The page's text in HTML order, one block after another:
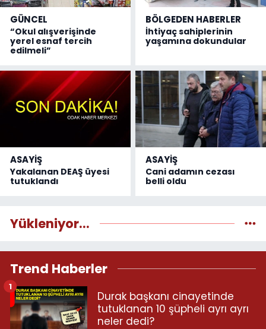
GÜNCEL
“Okul alışverişinde
yerel esnaf tercih
edilmeli”
BÖLGEDEN HABERLER
İhtiyaç sahiplerinin
yaşamına dokundular
ASAYİŞ
Yakalanan DEAŞ üyesi
tutuklandı
ASAYİŞ
Cani adamın cezası
belli oldu
Yükleniyor...
Trend Haberler
Durak başkanı cinayetinde
tutuklanan 10 şüpheli ayrı ayrı
neler dedi?
1